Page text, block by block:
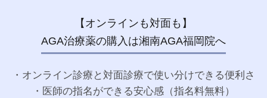
【オンラインも対面も】
AGA治療薬の購入は湘南AGA福岡院へ
・オンライン診療と対面診療で使い分けできる便利さ
・医師の指名ができる安心感（指名料無料）